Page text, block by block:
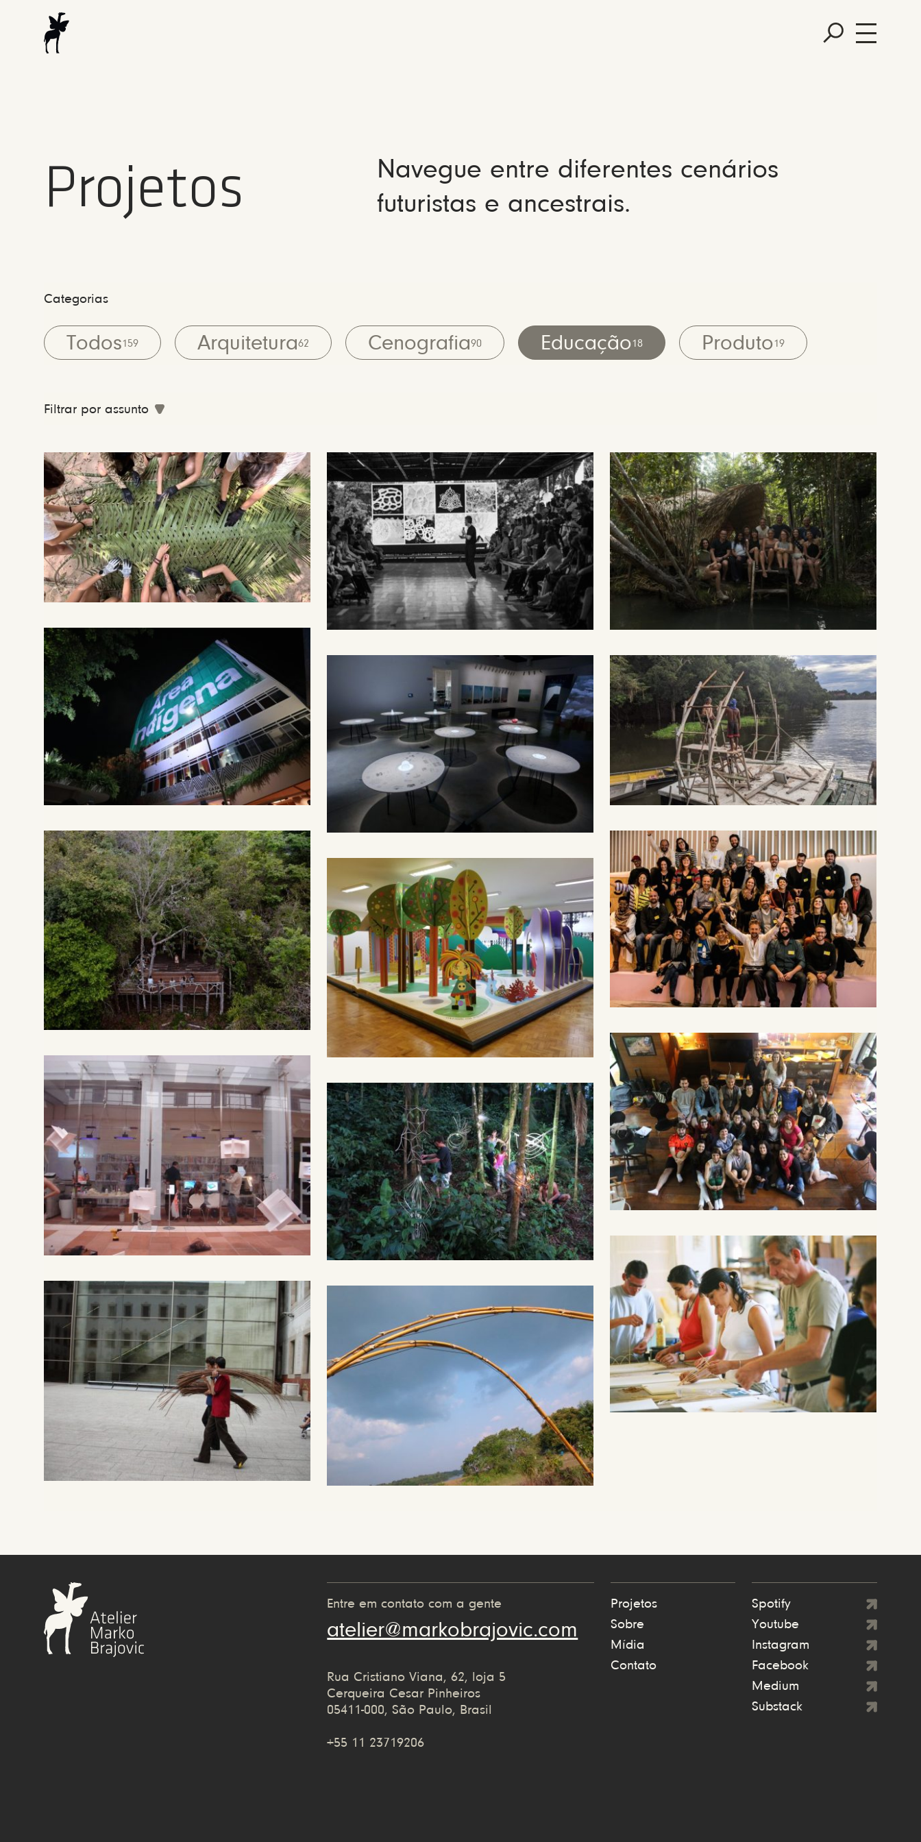
Projetos
Navegue entre diferentes cenários
futuristas e ancestrais.
Categorias
Todos159 Arquitetura62 Cenografia90 Educação18 Produto19
Filtrar por assunto
Entre em contato com a gente
atelier@markobrajovic.com
Rua Cristiano Viana, 62, loja 5
Cerqueira Cesar Pinheiros
05411-000, São Paulo, Brasil
+55 11 23719206
Projetos
Sobre
Mídia
Contato
Spotify
Youtube
Instagram
Facebook
Medium
Substack